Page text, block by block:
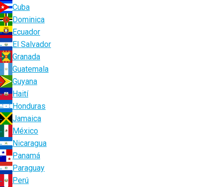
Cuba
Dominica
Ecuador
El Salvador
Granada
Guatemala
Guyana
Haití
Honduras
Jamaica
México
Nicaragua
Panamá
Paraguay
Perú